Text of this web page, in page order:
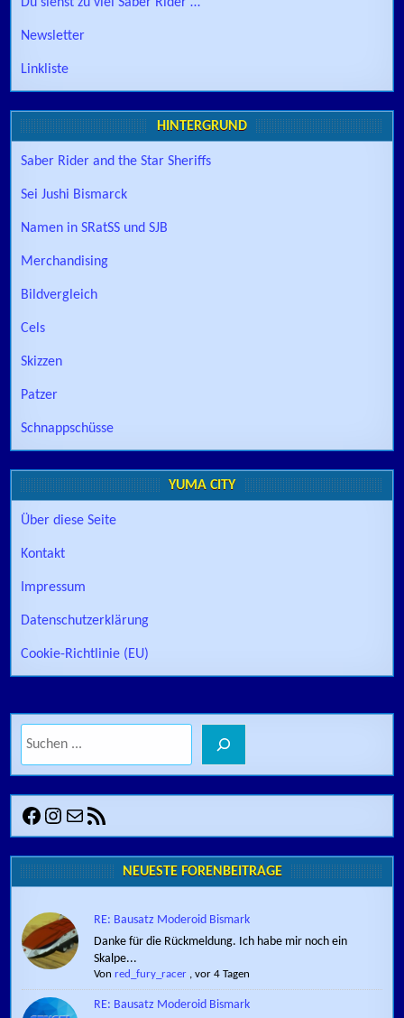
Du siehst zu viel Saber Rider …
Newsletter
Linkliste
HINTERGRUND
Saber Rider and the Star Sheriffs
Sei Jushi Bismarck
Namen in SRatSS und SJB
Merchandising
Bildvergleich
Cels
Skizzen
Patzer
Schnappschüsse
YUMA CITY
Über diese Seite
Kontakt
Impressum
Datenschutzerklärung
Cookie-Richtlinie (EU)
Facebook
Instagram
E-MailRSS-Feed
NEUESTE FORENBEITRÄGE
RE: Bausatz Moderoid Bismark
Danke für die Rückmeldung. Ich habe mir noch ein
Skalpe...
Vonred_fury_racer ,vor 4 Tagen
RE: Bausatz Moderoid Bismark